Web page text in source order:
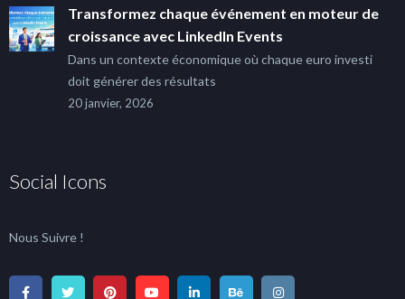
Transformez chaque événement en moteur de
croissance avec LinkedIn Events
Dans un contexte économique où chaque euro investi
doit générer des résultats
20 janvier, 2026
Social Icons
Nous Suivre !